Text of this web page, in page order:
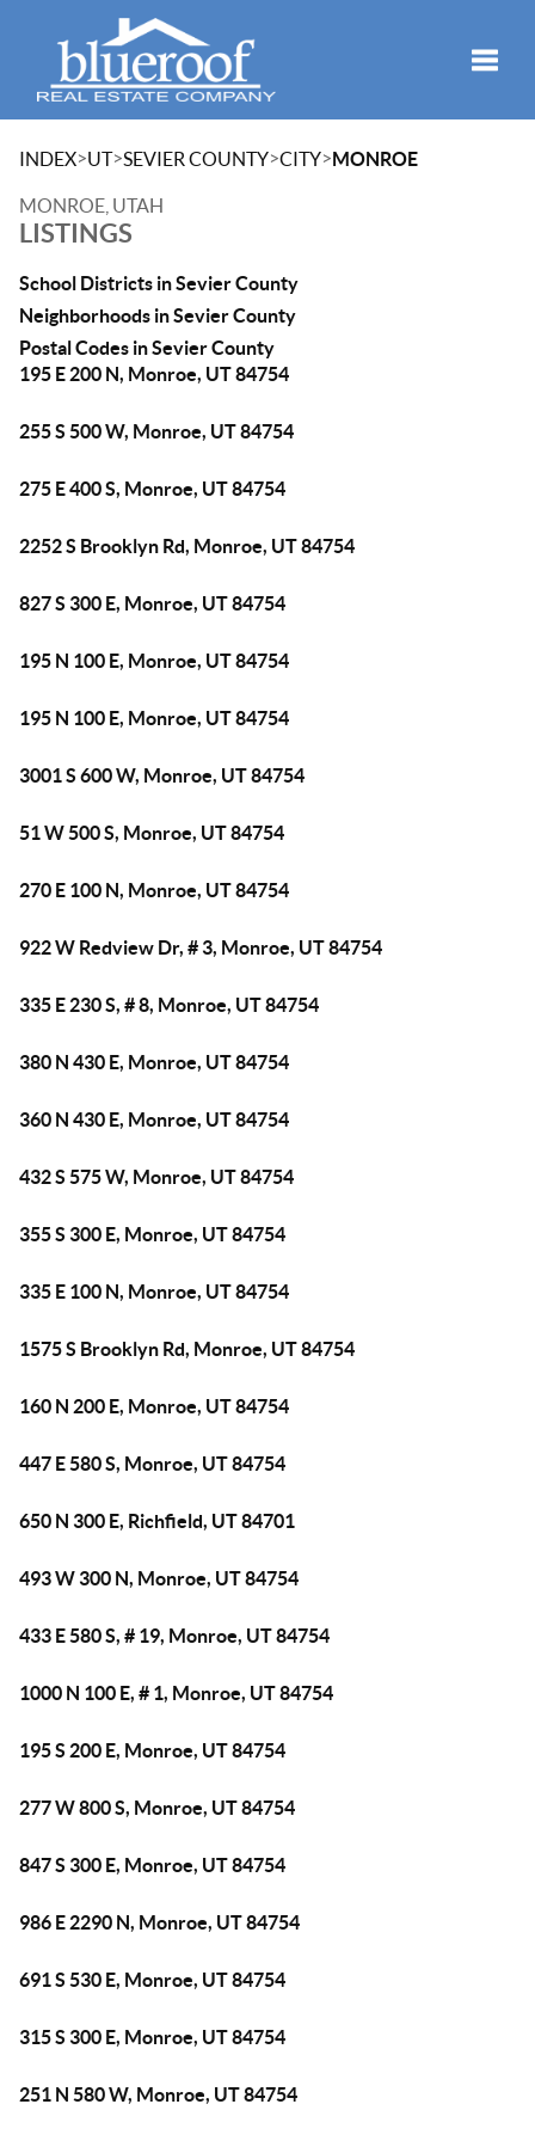
INDEX>UT>SEVIER COUNTY>CITY>MONROE
MONROE, UTAH
LISTINGS
School Districts in Sevier County
Neighborhoods in Sevier County
Postal Codes in Sevier County
195 E 200 N, Monroe, UT 84754
255 S 500 W, Monroe, UT 84754
275 E 400 S, Monroe, UT 84754
2252 S Brooklyn Rd, Monroe, UT 84754
827 S 300 E, Monroe, UT 84754
195 N 100 E, Monroe, UT 84754
195 N 100 E, Monroe, UT 84754
3001 S 600 W, Monroe, UT 84754
51 W 500 S, Monroe, UT 84754
270 E 100 N, Monroe, UT 84754
922 W Redview Dr, # 3, Monroe, UT 84754
335 E 230 S, # 8, Monroe, UT 84754
380 N 430 E, Monroe, UT 84754
360 N 430 E, Monroe, UT 84754
432 S 575 W, Monroe, UT 84754
355 S 300 E, Monroe, UT 84754
335 E 100 N, Monroe, UT 84754
1575 S Brooklyn Rd, Monroe, UT 84754
160 N 200 E, Monroe, UT 84754
447 E 580 S, Monroe, UT 84754
650 N 300 E, Richfield, UT 84701
493 W 300 N, Monroe, UT 84754
433 E 580 S, # 19, Monroe, UT 84754
1000 N 100 E, # 1, Monroe, UT 84754
195 S 200 E, Monroe, UT 84754
277 W 800 S, Monroe, UT 84754
847 S 300 E, Monroe, UT 84754
986 E 2290 N, Monroe, UT 84754
691 S 530 E, Monroe, UT 84754
315 S 300 E, Monroe, UT 84754
251 N 580 W, Monroe, UT 84754